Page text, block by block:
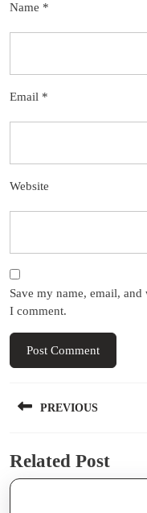
Name *
Email *
Website
Save my name, email,
I comment.
navigation
PREVIOUS
post:
Related Post